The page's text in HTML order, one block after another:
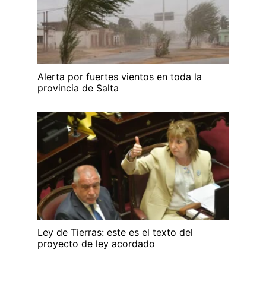
Alerta por fuertes vientos en toda la
provincia de Salta
Ley de Tierras: este es el texto del
proyecto de ley acordado